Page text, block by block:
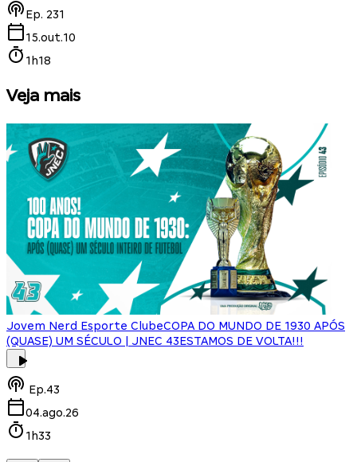
Ep. 231
15.out.10
1h18
Veja mais
Jovem Nerd Esporte ClubeCOPA DO MUNDO DE 1930 APÓS
(QUASE) UM SÉCULO | JNEC 43ESTAMOS DE VOLTA!!!
Ep.43
04.ago.26
1h33